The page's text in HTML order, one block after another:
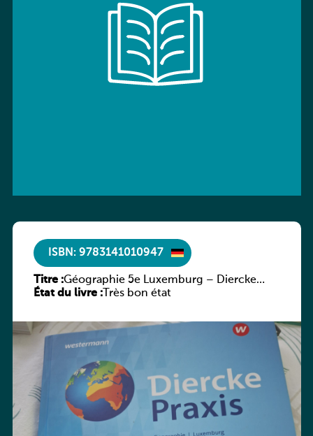
ISBN: 9783141010947
Titre :Géographie 5e Luxemburg – Diercke
Praxis
État du livre :Très bon état